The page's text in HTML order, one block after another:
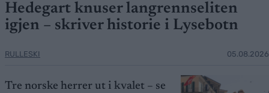
Hedegart knuser langrennseliten
igjen – skriver historie i Lysebotn
RULLESKI 05.08.2026
Tre norske herrer ut i kvalet – se